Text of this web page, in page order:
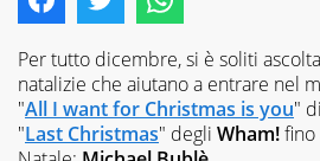
un
di
Italiaonline
nato
a
settembre
​Per tutto dicembre, si è soliti
natalizie che aiutano a entrare nel
"All I want for Christmas is you" di
"Last Christmas" degli Wham!fino